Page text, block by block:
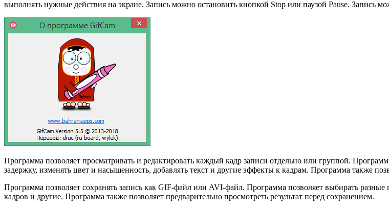
выполнять нужные действия на экране. Запись можно остановить кнопкой Stop или паузой Pause. Запись
Программа позволяет просматривать и редактировать каждый кадр записи отдельно или группой.
задержку, изменять цвет и насыщенность, добавлять текст и другие эффекты к кадрам. Программа также
Программа позволяет сохранять запись как GIF-файл или AVI-файл. Программа позволяет выбирать разные
кадров и другие. Программа также позволяет предварительно просмотреть результат перед сохранением.